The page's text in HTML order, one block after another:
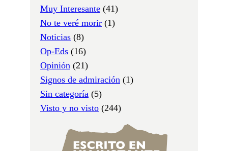
Muy Interesante (41)
No te veré morir (1)
Noticias (8)
Op-Eds (16)
Opinión (21)
Signos de admiración (1)
Sin categoría (5)
Visto y no visto (244)